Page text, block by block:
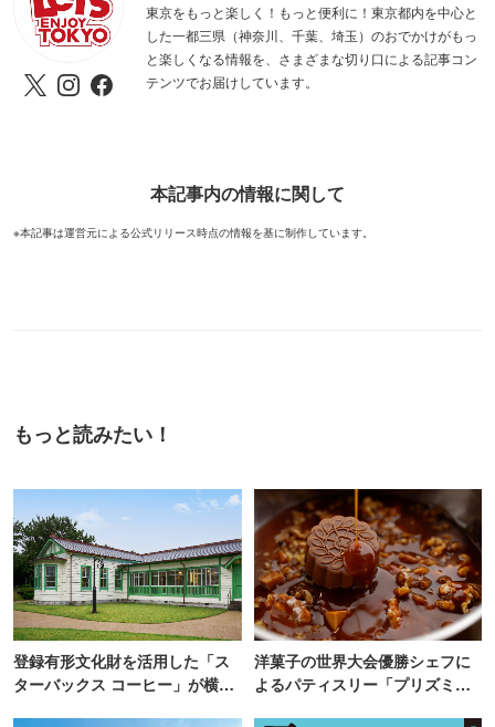
東京をもっと楽しく！もっと便利に！東京都内を中心と
した一都三県（神奈川、千葉、埼玉）のおでかけがもっ
と楽しくなる情報を、さまざまな切り口による記事コン
テンツでお届けしています。
本記事内の情報に関して
※本記事は運営元による公式リリース時点の情報を基に制作しています。
もっと読みたい！
登録有形文化財を活用した「ス
ターバックス コーヒー」が横
洋菓子の世界大会優勝シェフに
よるパティスリー「プリズミッ